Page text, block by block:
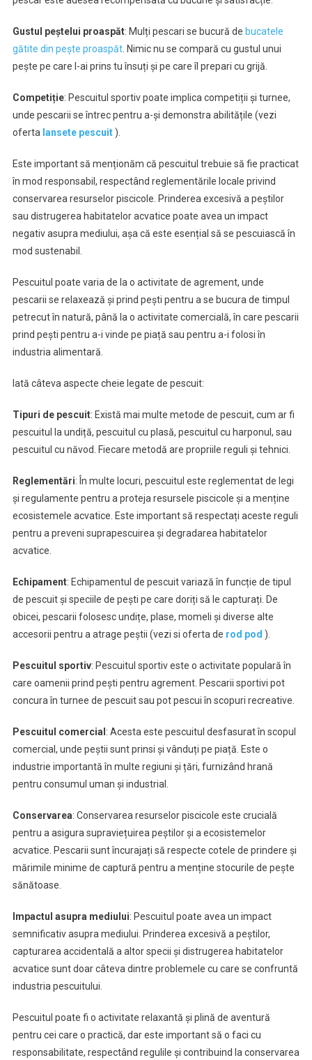
Gustul peștelui proaspăt: Mulți pescari se bucură de bucatele
gătite din pește proaspăt. Nimic nu se compară cu gustul unui
pește pe care l-ai prins tu însuți și pe care îl prepari cu grijă.
Competiție: Pescuitul sportiv poate implica competiții și turnee,
unde pescarii se întrec pentru a-și demonstra abilitățile (vezi
oferta lansete pescuit).
Este important să menționăm că pescuitul trebuie să fie practicat
în mod responsabil, respectând reglementările locale privind
conservarea resurselor piscicole. Prinderea excesivă a peștilor
sau distrugerea habitatelor acvatice poate avea un impact
negativ asupra mediului, așa că este esențial să se pescuiască în
mod sustenabil.
Pescuitul poate varia de la o activitate de agrement, unde
pescarii se relaxează și prind pești pentru a se bucura de timpul
petrecut în natură, până la o activitate comercială, în care pescarii
prind pești pentru a-i vinde pe piață sau pentru a-i folosi în
industria alimentară.
Iată câteva aspecte cheie legate de pescuit:
Tipuri de pescuit: Există mai multe metode de pescuit, cum ar fi
pescuitul la undiță, pescuitul cu plasă, pescuitul cu harponul, sau
pescuitul cu năvod. Fiecare metodă are propriile reguli și tehnici.
Reglementări: În multe locuri, pescuitul este reglementat de legi
și regulamente pentru a proteja resursele piscicole și a menține
ecosistemele acvatice. Este important să respectați aceste reguli
pentru a preveni suprapescuirea și degradarea habitatelor
acvatice.
Echipament: Echipamentul de pescuit variază în funcție de tipul
de pescuit și speciile de pești pe care doriți să le capturați. De
obicei, pescarii folosesc undițe, plase, momeli și diverse alte
accesorii pentru a atrage peștii (vezi si oferta de rod pod ).
Pescuitul sportiv: Pescuitul sportiv este o activitate populară în
care oamenii prind pești pentru agrement. Pescarii sportivi pot
concura în turnee de pescuit sau pot pescui în scopuri recreative.
Pescuitul comercial : Acesta este pescuitul desfasurat în scopul
comercial, unde peștii sunt prinsi și vânduți pe piață. Este o
industrie importantă în multe regiuni și țări, furnizând hrană
pentru consumul uman și industrial.
Conservarea: Conservarea resurselor piscicole este crucială
pentru a asigura supraviețuirea peștilor și a ecosistemelor
acvatice. Pescarii sunt încurajați să respecte cotele de prindere și
mărimile minime de captură pentru a menține stocurile de pește
sănătoase.
Impactul asupra mediului: Pescuitul poate avea un impact
semnificativ asupra mediului. Prinderea excesivă a peștilor,
capturarea accidentală a altor specii și distrugerea habitatelor
acvatice sunt doar câteva dintre problemele cu care se confruntă
industria pescuitului.
Pescuitul poate fi o activitate relaxantă și plină de aventură
pentru cei care o practică, dar este important să o faci cu
responsabilitate, respectând regulile și contribuind la conservarea